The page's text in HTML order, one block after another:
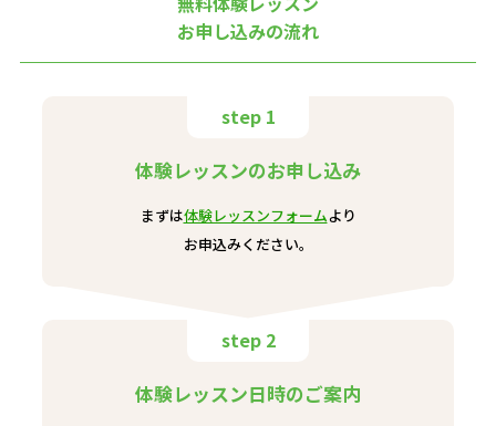
お申し込みの流れ
step 1
体験レッスンのお申し込み
まずは体験レッスンフォームより
お申込みください。
step 2
体験レッスン日時のご案内